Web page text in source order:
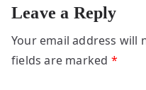
Leave a Reply
Your email address will
fields are marked *